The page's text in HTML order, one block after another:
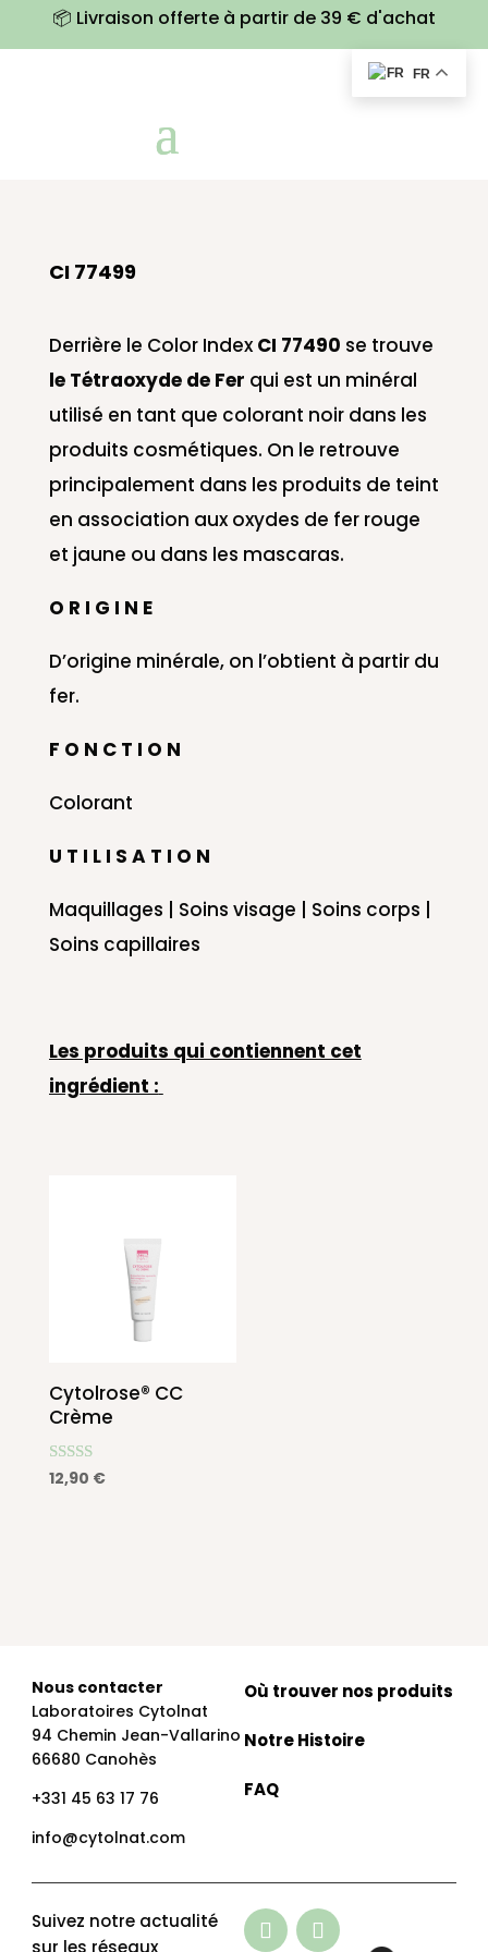
📦 Livraison offerte à partir de 39 € d'achat
CI 77499
Derrière le Color IndexCI 77490 se trouve
le Tétraoxyde de Fer qui est un minéral
utilisé en tant que colorant noir dans les
produits cosmétiques. On le retrouve
principalement dans les produits de teint
en association aux oxydes de fer rouge
et jaune ou dans les mascaras.
O R I G I N E
D’origine minérale, on l’obtient à partir du
fer.
F O N C T I O N
Colorant
U T I L I S A T I O N
Maquillages | Soins visage | Soins corps |
Soins capillaires
Les produits qui contiennent cet
ingrédient :
Cytolrose® CC
Crème
Note
4.64
12,90 €
Nous contacter
Laboratoires Cytolnat
94 Chemin Jean-Vallarino
66680 Canohès
+331 45 63 17 76
info@cytolnat.com
Où trouver nos produits
Notre Histoire
FAQ
Suivez notre actualité
sur les réseaux
FR